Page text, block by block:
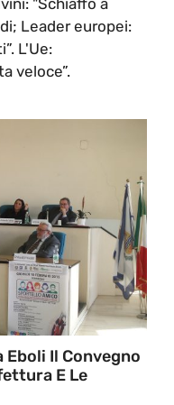
Leader europei:
L'Ue:
veloce”.
Il Convegno
E Le